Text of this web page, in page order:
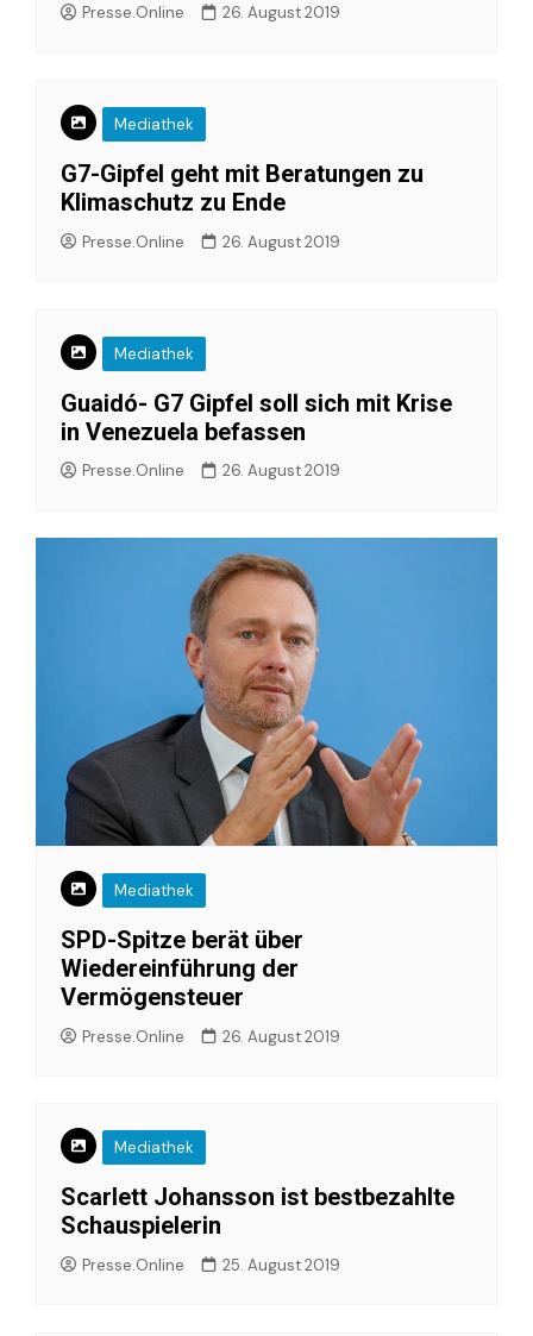
Presse.Online 26. August 2019
Mediathek
G7-Gipfel geht mit Beratungen zu
Klimaschutz zu Ende
Presse.Online 26. August 2019
Mediathek
Guaidó- G7 Gipfel soll sich mit Krise
in Venezuela befassen
Presse.Online 26. August 2019
Mediathek
SPD-Spitze berät über
Wiedereinführung der
Vermögensteuer
Presse.Online 26. August 2019
Mediathek
Scarlett Johansson ist bestbezahlte
Schauspielerin
Presse.Online 25. August 2019